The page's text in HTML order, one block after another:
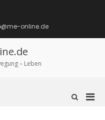
diese
Seite
online.de
– Leben
Such-